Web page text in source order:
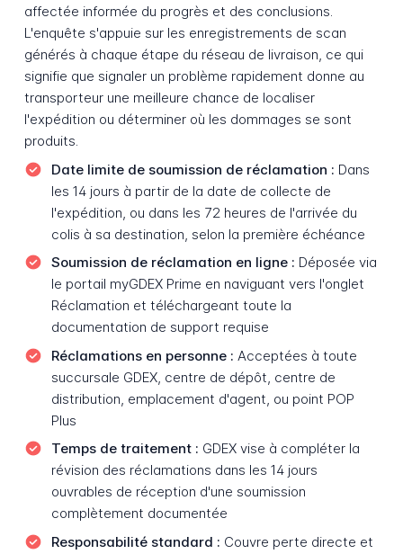
affectée informée du progrès et des conclusions.
L'enquête s'appuie sur les enregistrements de scan
générés à chaque étape du réseau de livraison, ce qui
signifie que signaler un problème rapidement donne au
transporteur une meilleure chance de localiser
l'expédition ou déterminer où les dommages se sont
produits.
Date limite de soumission de réclamation : Dans
les 14 jours à partir de la date de collecte de
l'expédition, ou dans les 72 heures de l'arrivée du
colis à sa destination, selon la première échéance
Soumission de réclamation en ligne : Déposée via
le portail myGDEX Prime en naviguant vers l'onglet
Réclamation et téléchargeant toute la
documentation de support requise
Réclamations en personne : Acceptées à toute
succursale GDEX, centre de dépôt, centre de
distribution, emplacement d'agent, ou point POP
Plus
Temps de traitement : GDEX vise à compléter la
révision des réclamations dans les 14 jours
ouvrables de réception d'une soumission
complètement documentée
Responsabilité standard : Couvre perte directe et